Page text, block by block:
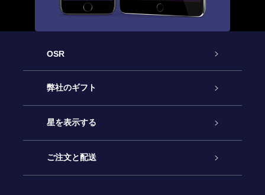
OSR
カスタマーサービス
お問い合わせ
ブログ
弊社のギフト
Online Starギフト
OSRギフトパック
星を表示する
星の登録
ご注文と配送